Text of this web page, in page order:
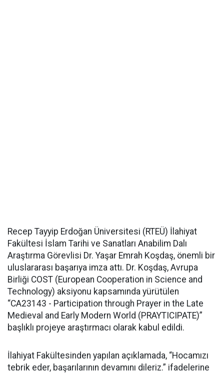
Recep Tayyip Erdoğan Üniversitesi (RTEÜ) İlahiyat
Fakültesi İslam Tarihi ve Sanatları Anabilim Dalı
Araştırma Görevlisi Dr. Yaşar Emrah Koşdaş, önemli bir
uluslararası başarıya imza attı. Dr. Koşdaş, Avrupa
Birliği COST (European Cooperation in Science and
Technology) aksiyonu kapsamında yürütülen
“CA23143 - Participation through Prayer in the Late
Medieval and Early Modern World (PRAYTICIPATE)”
başlıklı projeye araştırmacı olarak kabul edildi.
İlahiyat Fakültesinden yapılan açıklamada, “Hocamızı
tebrik eder, başarılarının devamını dileriz.” ifadelerine